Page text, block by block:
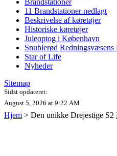
11 Brandstationer nedlagt
Beskrivelse af køretøjer
Historiske køretøjer
Juleoptog i København
Snublerød Redningsvæsens
Star of Life
Nyheder
Sitemap
Sidst opdateret:
August 5, 2026 at 9:22 AM
Hjem > Den unikke Drejestige S2